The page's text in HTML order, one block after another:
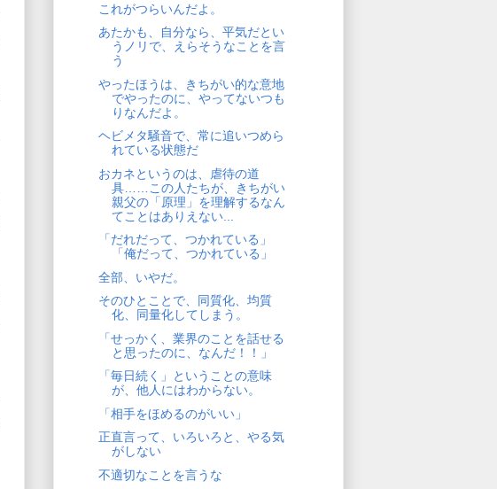
これがつらいんだよ。
あたかも、自分なら、平気だとい
うノリで、えらそうなことを言
う
やったほうは、きちがい的な意地
でやったのに、やってないつも
りなんだよ。
ヘビメタ騒音で、常に追いつめら
れている状態だ
おカネというのは、虐待の道
具……この人たちが、きちがい
親父の「原理」を理解するなん
てことはありえない...
「だれだって、つかれている」
「俺だって、つかれている」
全部、いやだ。
そのひとことで、同質化、均質
化、同量化してしまう。
「せっかく、業界のことを話せる
と思ったのに、なんだ！！」
「毎日続く」ということの意味
が、他人にはわからない。
「相手をほめるのがいい」
正直言って、いろいろと、やる気
がしない
不適切なことを言うな